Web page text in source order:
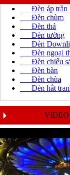
Đèn áp trần
Đèn chùm
Đèn thả
Đèn tường
Đèn
Đèn ngoại
Đèn chiếu
Đèn bàn
Đèn chùa
Đèn hắt
VIDEO